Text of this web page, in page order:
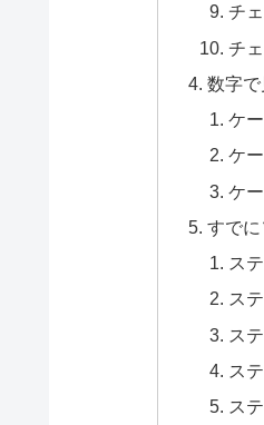
チ
チ
数字
ケ
ケ
ケ
すで
ス
ス
ス
ス
ス